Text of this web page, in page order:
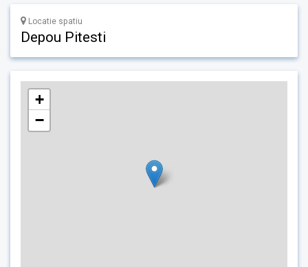
Locatie spatiu
Depou Pitesti
+
−